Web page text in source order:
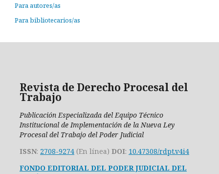
Para autores/as
Para bibliotecarios/as
Revista de Derecho Procesal del
Trabajo
Publicación Especializada del Equipo Técnico
Institucional de Implementación de la Nueva Ley
Procesal del Trabajo del Poder Judicial
ISSN: 2708-9274 (En línea) DOI: 10.47308/rdpt.v4i4
FONDO EDITORIAL DEL PODER JUDICIAL DEL